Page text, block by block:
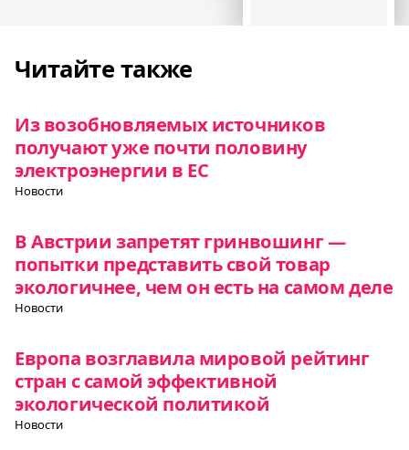
Читайте также
Из возобновляемых источников
получают уже почти половину
электроэнергии в ЕС
Новости
В Австрии запретят гринвошинг —
попытки представить свой товар
экологичнее, чем он есть на самом деле
Новости
Европа возглавила мировой рейтинг
стран с самой эффективной
экологической политикой
Новости